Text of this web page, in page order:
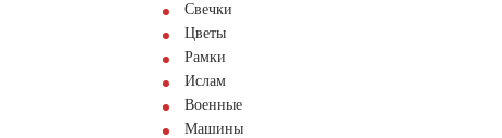
Свечки
Цветы
Рамки
Ислам
Военные
Машины